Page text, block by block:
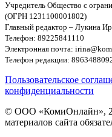
Учредитель Общество с
(ОГРН 1231100001802)
Главный редактор – Лукина
Телефон: 89225841110
Электронная почта:
Телефон редакции:
Пользовательское
конфиденциальности
© ООО «КомиОнлайн»,
материалов сайта